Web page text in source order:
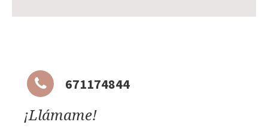
671174844
¡Llámame!